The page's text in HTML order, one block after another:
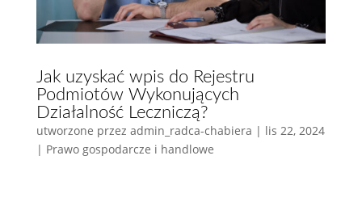
Jak uzyskać wpis do Rejestru
Podmiotów Wykonujących
Działalność Leczniczą?
utworzone przez admin_radca-chabiera | lis 22, 2024
| Prawo gospodarcze i handlowe